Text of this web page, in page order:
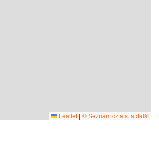
Leaflet | © Seznam.cz a.s. a další